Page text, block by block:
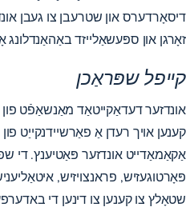
דיסאָרדערס און שטרעבן צו געבן
זאָרגן און ספּעשאַלייזד באַהאַנדלונג
קייפל שפּראַכן
קענען אויך רעדן אַ פאַרשיידנקייַט
אַקאַמאַדייט אונדזער פּאַטיענץ. די
פּאָרטוגעזיש, פראנצויזיש,
שטאָלץ צו קענען צו דינען די